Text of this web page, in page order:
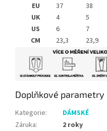
EU
37 38
UK
4 5
US
6 7
CM
23,3 23,9
Doplňkové parametry
Kategorie:
DÁMSKÉ
Záruka:
2 roky